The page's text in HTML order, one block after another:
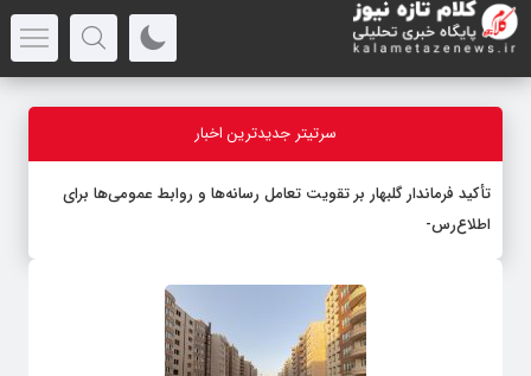
سرتیتر جدیدترین اخبار
تأکید فرماندار گلبهار بر تقویت تعامل رسانه‌ها و روابط عمومی‌ها برای
اطلاع‌رسانی شف